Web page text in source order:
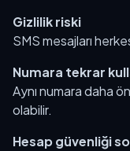
Gizlilik riski
SMS mesajları
Numara tekrar
Aynı numara daha
olabilir.
Hesap güvenliği